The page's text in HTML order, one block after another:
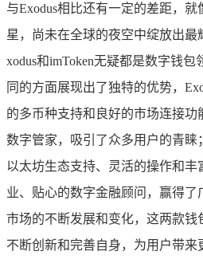
与Exodus相比还有一定的差距，
星，尚未在全球的夜空中绽放出最
xodus和imToken无疑都是数字钱
同的方面展现出了独特的优势，
的多币种支持和良好的市场连接
数字管家，吸引了众多用户的青睐
以太坊生态支持、灵活的操作和
业、贴心的数字金融顾问，赢得
市场的不断发展和变化，这两款钱
不断创新和完善自身，为用户带